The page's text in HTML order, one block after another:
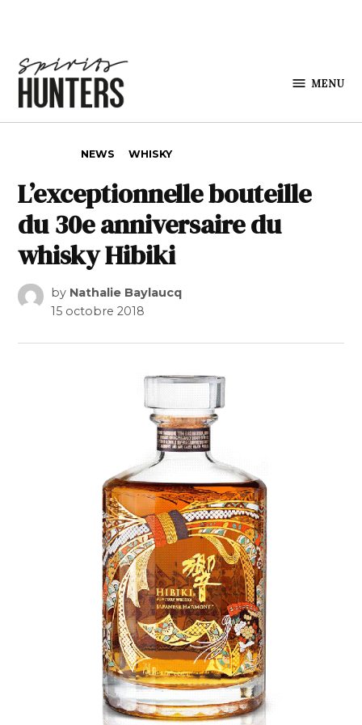
MENU
NEWS WHISKY
L’exceptionnelle bouteille
du 30e anniversaire du
whisky Hibiki
by Nathalie Baylaucq
15 octobre 2018